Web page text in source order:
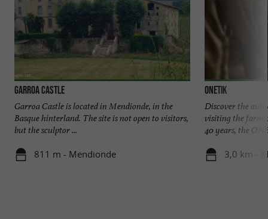
Garroa Castle
Garroa Castle is located in Mendionde, in the
Basque hinterland. The site is not open to visitors,
but the sculptor ...
811 m - Mendionde
Onetik
Discover the
visiting the farm
40 years, the
3,0 km -